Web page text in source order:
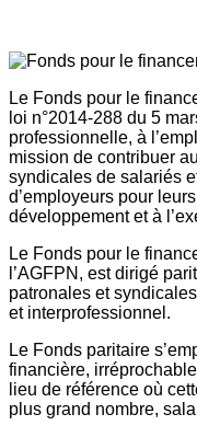
Le Fonds pour le
loi n°2014-288 du 5
professionnelle, à
mission de contribuer
syndicales de salariés
d’employeurs pour
développement et à
Le Fonds pour le
l’AGFPN, est dirigé
patronales et
et interprofessionnel.
Le Fonds paritaire
financière,
lieu de référence où
plus grand nombre,